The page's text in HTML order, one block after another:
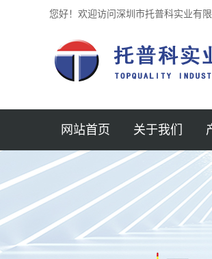
您好！欢迎访问深圳市托普科实业有限
网站首页 关于我们
公司简介
新闻中心
企业文化 光